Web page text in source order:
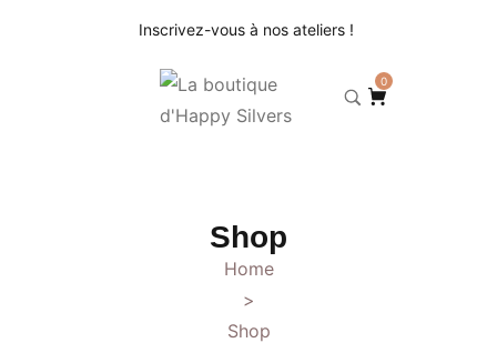
Inscrivez-vous à nos ateliers !
0
Shop
Home
>
Shop